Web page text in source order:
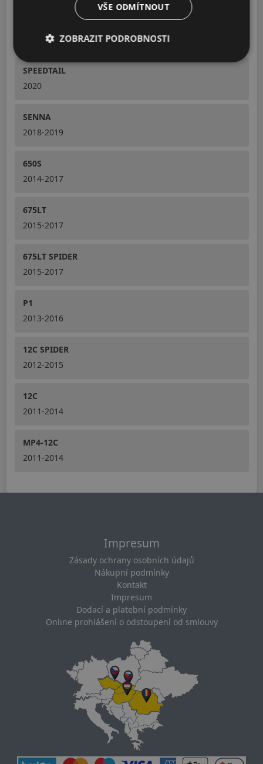
2020-2021
SPEEDTAIL
2020
SENNA
2018-2019
650S
2014-2017
675LT
2015-2017
675LT SPIDER
2015-2017
P1
2013-2016
12C SPIDER
2012-2015
12C
2011-2014
MP4-12C
2011-2014
Impresum
Zásady ochrany osobních údajů
Nákupní podmínky
Kontakt
Impresum
Dodací a platební podmínky
Online prohlášení o odstoupení od smlouvy
VŠE ODMÍTNOUT
ZOBRAZIT PODROBNOSTI